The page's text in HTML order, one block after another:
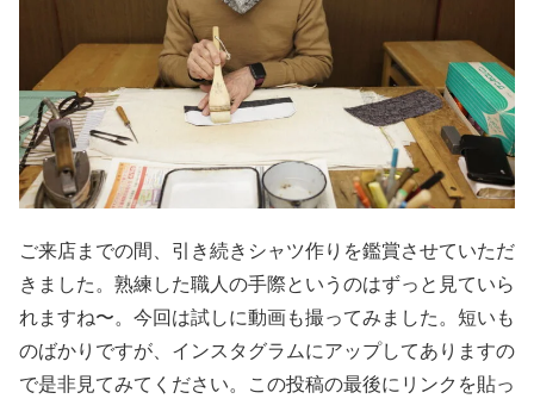
ご来店までの間、引き続きシャツ作りを鑑賞させていただ
きました。熟練した職人の手際というのはずっと見ていら
れますね〜。今回は試しに動画も撮ってみました。短いも
のばかりですが、インスタグラムにアップしてありますの
で是非見てみてください。この投稿の最後にリンクを貼っ